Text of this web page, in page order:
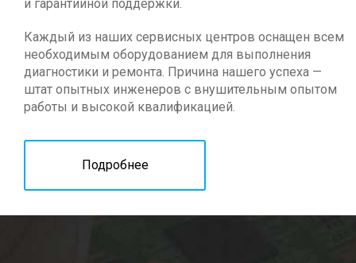
и гарантийной поддержки.
Каждый из наших сервисных центров оснащен всем
необходимым оборудованием для выполнения
диагностики и ремонта. Причина нашего успеха —
штат опытных инженеров с внушительным опытом
работы и высокой квалификацией.
Подробнее